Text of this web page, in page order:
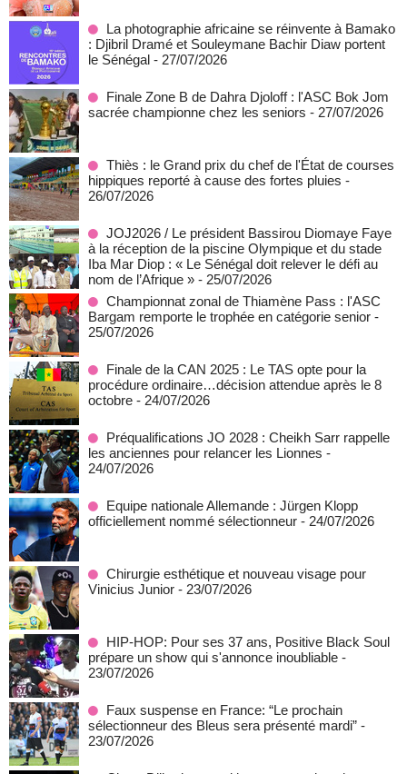
La photographie africaine se réinvente à Bamako
: Djibril Dramé et Souleymane Bachir Diaw portent
le Sénégal - 27/07/2026
Finale Zone B de Dahra Djoloff : l'ASC Bok Jom
sacrée championne chez les seniors - 27/07/2026
Thiès : le Grand prix du chef de l'État de courses
hippiques reporté à cause des fortes pluies -
26/07/2026
JOJ2026 / Le président Bassirou Diomaye Faye
à la réception de la piscine Olympique et du stade
Iba Mar Diop : « Le Sénégal doit relever le défi au
nom de l’Afrique » - 25/07/2026
Championnat zonal de Thiamène Pass : l'ASC
Bargam remporte le trophée en catégorie senior -
25/07/2026
Finale de la CAN 2025 : Le TAS opte pour la
procédure ordinaire…décision attendue après le 8
octobre - 24/07/2026
Préqualifications JO 2028 : Cheikh Sarr rappelle
les anciennes pour relancer les Lionnes -
24/07/2026
Equipe nationale Allemande : Jürgen Klopp
officiellement nommé sélectionneur - 24/07/2026
Chirurgie esthétique et nouveau visage pour
Vinicius Junior - 23/07/2026
HIP-HOP: Pour ses 37 ans, Positive Black Soul
prépare un show qui s'annonce inoubliable -
23/07/2026
Faux suspense en France: “Le prochain
sélectionneur des Bleus sera présenté mardi” -
23/07/2026